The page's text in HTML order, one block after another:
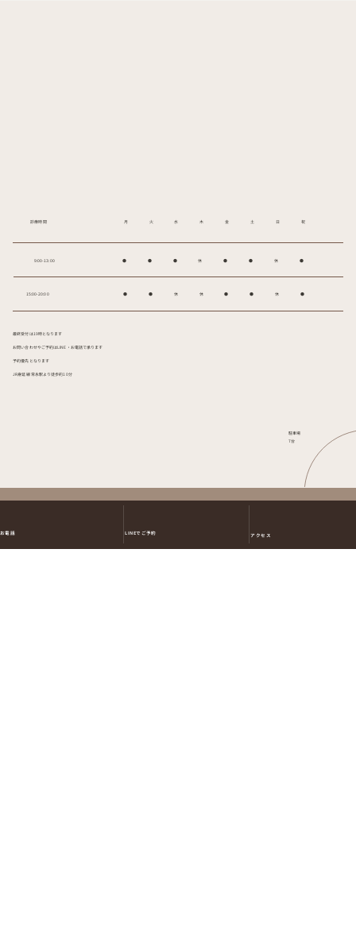
診療時間 月 火 水 木 金 土 日 祝
9:00-13:00 ● ● ● 休 ● ​休 ●
●
15:00-20:00 ● ● 休 休 ● ● 休 ●
最終受付は19時となります
お問い合わせやご予約はLINE・お電話で承ります
予約優先となります
JR身延線 常永駅より徒歩約10分
駐車場
7台
055-273-2017
お電話 LINEでご予約 アクセス